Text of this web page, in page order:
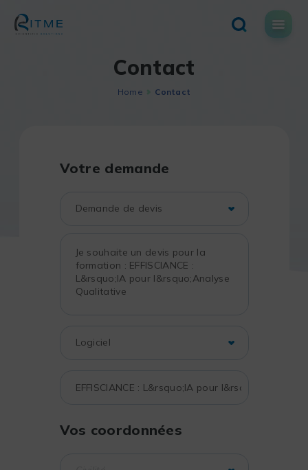
content
Contact
Home Contact
Votre demande
Vos coordonnées